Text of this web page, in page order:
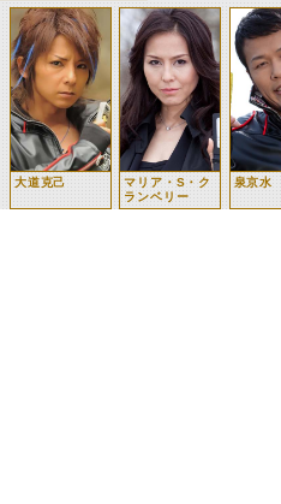
大道克己
マリア・S・ク
ランベリー
泉京水